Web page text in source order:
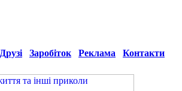
Друзі Заробіток Реклама Контакти